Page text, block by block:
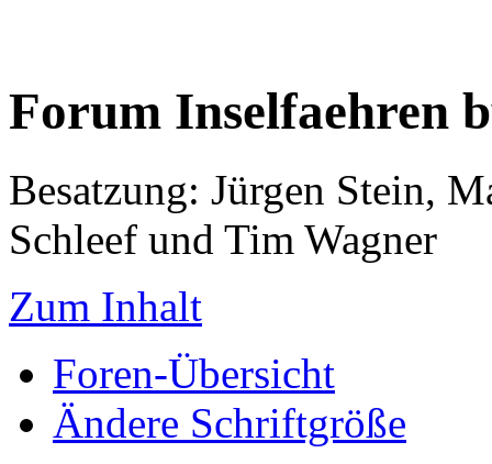
Forum Inselfaehren
Besatzung: Jürgen Stein,
Schleef und Tim Wagner
Zum Inhalt
Foren-Übersicht
Ändere Schriftgröße